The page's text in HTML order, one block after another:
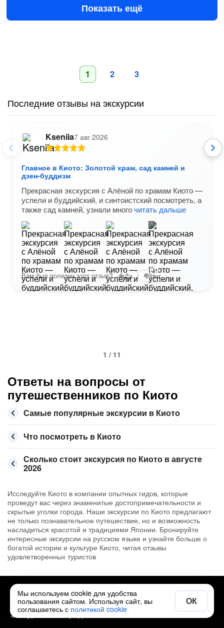
Показать ещё
1 2 3
Последние отзывы на экскурсии
Kseniia7 авг 2026
Главное в Киото: Золотой храм, сад камней и
дзен-буддизм
Прекрасная экскурсия с Алёной по храмам Киото —
успели и буддийский, и синтоистский посмотреть, а
также сад камней, узнали многочитать дальше
+6
Вам был полезен этот отзыв? Да Нет
1 / 11
Ответы на вопросы от
путешественников по Киото
Самые популярные экскурсии в Киото
Что посмотреть в Киото
Сколько стоит экскурсия по Киото в августе
2026
Исследуйте Киото в компании опытных гидов, которые
проведут вас через знаменитые достопримечательности и
скрытые уголки города. Наши экскурсии по Киото предлагают
не только познавательное путешествие, но и возможность
насладиться красотой и традициями Японии. Бронируйте
интересные экскурсии на русском языке и узнайте больше о
богатой истории и культуре Киото, читая отзывы
удовлетворенных туристов
Полезно
Экскурсии по городам
Мы используем cookie для удобства
пользования сайтом. Используя сайт, вы
соглашаетесь с политикой cookie
ОК